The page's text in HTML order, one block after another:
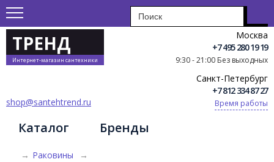
ТРЕНД
Интернет-магазин сантехники
Москва
+7 495 280 19 19
9:30 - 21:00 Без выходных
Санкт-Петербург
+7 812 334 87 27
Время работы
shop@santehtrend.ru
Каталог Бренды
→ Раковины
→